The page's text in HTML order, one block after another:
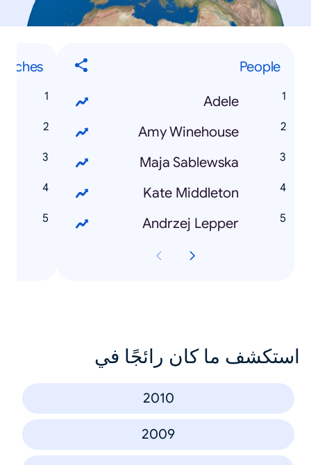
People
Adele
Amy Winehouse
Maja Sablewska
Kate Middleton
Andrzej Lepper
استكشف ما كان رائجًا في
2010
2009